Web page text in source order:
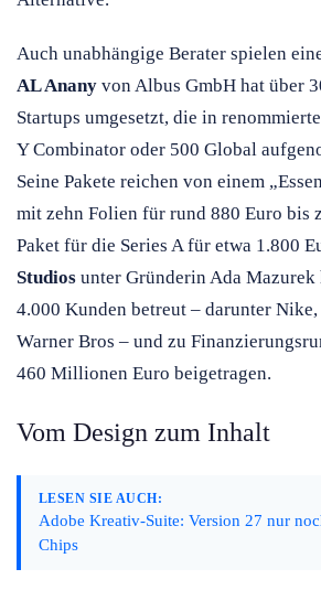
Auch unabhängige Berater spielen
AL Anany von Albus GmbH hat über
Startups umgesetzt, die in
Y Combinator oder 500 Global
Seine Pakete reichen von einem
mit zehn Folien für rund 880 Euro bis
Paket für die Series A für etwa 1.800
Studios unter Gründerin Ada Mazurek
4.000 Kunden betreut – darunter Nike,
Warner Bros – und zu
460 Millionen Euro beigetragen.
Vom Design zum Inhalt
LESEN SIE AUCH:
Adobe Kreativ-Suite: Version 27 nur
Chips